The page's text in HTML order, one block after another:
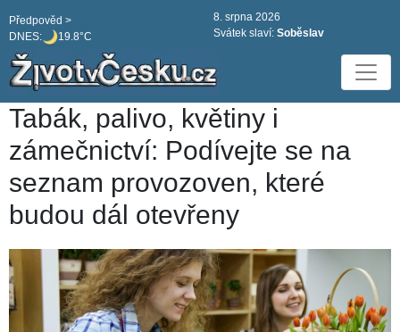
DNES: 19.8°C
Předpověd >
8. srpna 2026
Svátek slaví: Soběslav
Tabák, palivo, květiny i
zámečnictví: Podívejte se na
seznam provozoven, které
budou dál otevřeny